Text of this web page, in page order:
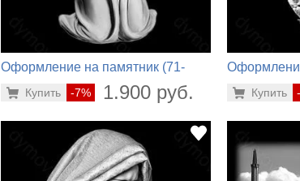
Оформление на памятник (71-
-7% 1.900 руб.
Купить Купить